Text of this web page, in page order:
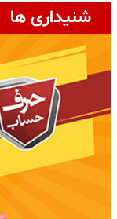
شنیداری ها